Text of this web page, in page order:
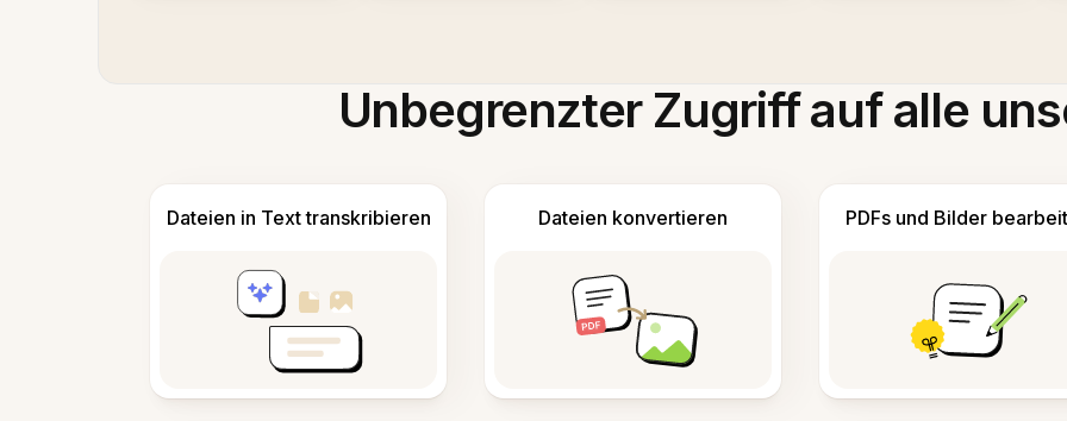
Unbegrenzter Zugriff auf alle
Dateien in Text transkribieren Dateien konvertieren PDFs und Bilder